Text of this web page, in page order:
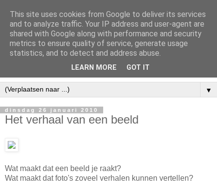
▼
dinsdag 26 januari 2010
Het verhaal van een beeld
Wat maakt dat een beeld je raakt?
Wat maakt dat foto's zoveel verhalen kunnen vertellen?
This site uses cookies from Google to deliver its services
and to analyze traffic. Your IP address and user-agent are
shared with Google along with performance and security
metrics to ensure quality of service, generate usage
statistics, and to detect and address abuse.
LEARN MORE GOT IT